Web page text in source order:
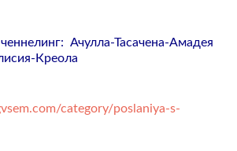
Ачулла-Тасачена-Амадея
Креола
category/poslaniya-s-